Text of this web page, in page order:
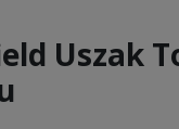
Uszak